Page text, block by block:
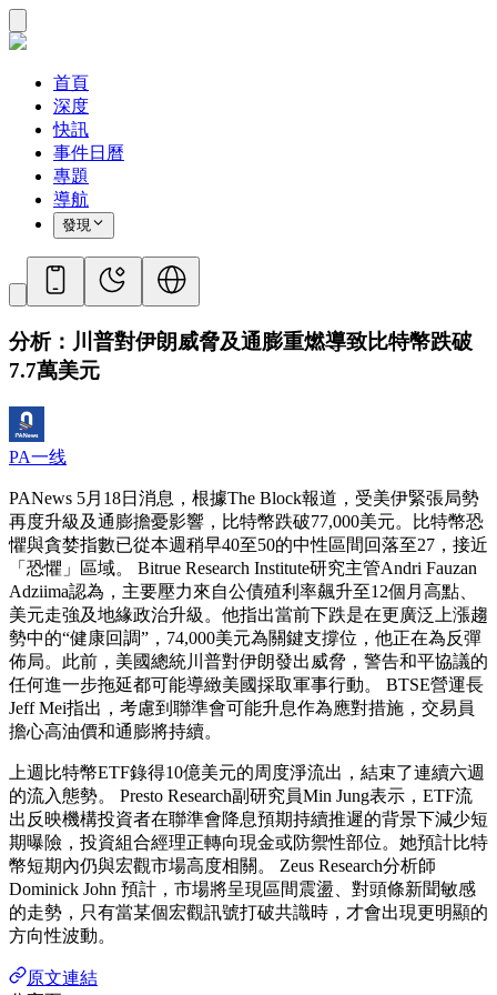
首頁
深度
快訊
事件日曆
專題
導航
發現
分析：川普對伊朗威脅及通膨重燃導致比特幣跌破
7.7萬美元
PA一线
PANews 5月18日消息，根據The Block報道，受美伊緊張局勢
再度升級及通膨擔憂影響，比特幣跌破77,000美元。比特幣恐
懼與貪婪指數已從本週稍早40至50的中性區間回落至27，接近
「恐懼」區域。 Bitrue Research Institute研究主管Andri Fauzan
Adziima認為，主要壓力來自公債殖利率飆升至12個月高點、
美元走強及地緣政治升級。他指出當前下跌是在更廣泛上漲趨
勢中的“健康回調”，74,000美元為關鍵支撐位，他正在為反彈
佈局。此前，美國總統川普對伊朗發出威脅，警告和平協議的
任何進一步拖延都可能導緻美國採取軍事行動。 BTSE營運長
Jeff Mei指出，考慮到聯準會可能升息作為應對措施，交易員
擔心高油價和通膨將持續。
上週比特幣ETF錄得10億美元的周度淨流出，結束了連續六週
的流入態勢。 Presto Research副研究員Min Jung表示，ETF流
出反映機構投資者在聯準會降息預期持續推遲的背景下減少短
期曝險，投資組合經理正轉向現金或防禦性部位。她預計比特
幣短期內仍與宏觀市場高度相關。 Zeus Research分析師
Dominick John 預計，市場將呈現區間震盪、對頭條新聞敏感
的走勢，只有當某個宏觀訊號打破共識時，才會出現更明顯的
方向性波動。
原文連結